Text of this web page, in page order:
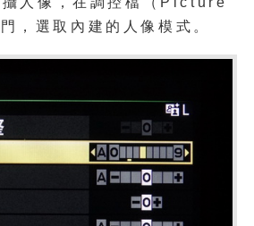
，選取內建的人像模式。